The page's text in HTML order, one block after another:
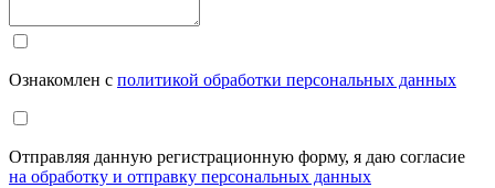
Ознакомлен с политикой обработки персональных данных
Отправляя данную регистрационную форму, я даю согласие
на обработку и отправку персональных данных